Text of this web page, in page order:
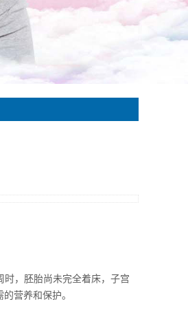
，胚胎尚未完全着床，子宫
营养和保护。